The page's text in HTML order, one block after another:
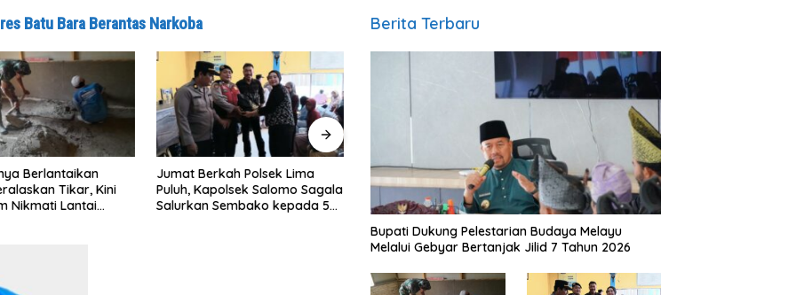
Batu Bara Berantas Narkoba
Polsek Lima
Salomo Sagala
Sembako kepada 50
Satresnarkoba Polres Batu
Bara Gelar Jum’at Berkah,
Santuni Anak Yatim dan
INALUM Bersama Pemprov
Sumut Perkuat Komitmen
Pendidikan dan Konservasi
Masyarakat Desa Kapal Merah
Terharu Melihat Satgas TMMD
Ke-129 Kodim 0208/Asahan
Renovasi Mushollah Al Maghribi
Berita Terbaru
Bupati Dukung Pelestarian Budaya Melayu
Melalui Gebyar Bertanjak Jilid 7 Tahun 2026